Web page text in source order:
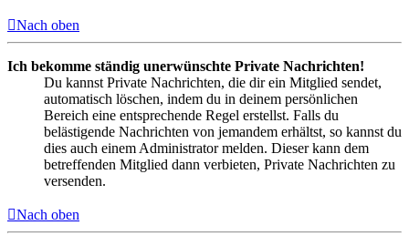
Nach oben
Ich bekomme ständig unerwünschte Private Nachrichten!
Du kannst Private Nachrichten, die dir ein Mitglied sendet,
automatisch löschen, indem du in deinem persönlichen
Bereich eine entsprechende Regel erstellst. Falls du
belästigende Nachrichten von jemandem erhältst, so kannst du
dies auch einem Administrator melden. Dieser kann dem
betreffenden Mitglied dann verbieten, Private Nachrichten zu
versenden.
Nach oben